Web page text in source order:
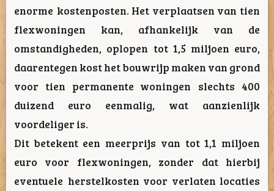
enorme kostenposten. Het verplaatsen van tien
flexwoningen kan, afhankelijk van de
omstandigheden, oplopen tot 1,5 miljoen euro,
daarentegen kost het bouwrijp maken van grond
voor tien permanente woningen slechts 400
duizend euro eenmalig, wat aanzienlijk
voordeliger is.
Dit betekent een meerprijs van tot 1,1 miljoen
euro voor flexwoningen, zonder dat hierbij
eventuele herstelkosten voor verlaten locaties